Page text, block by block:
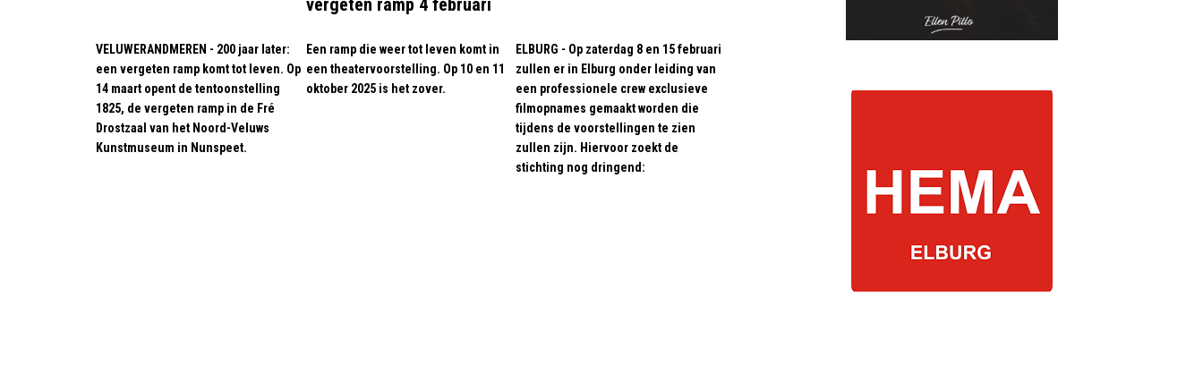
VELUWERANDMEREN - 200 jaar later:
een vergeten ramp komt tot leven. Op
14 maart opent de tentoonstelling
1825, de vergeten ramp in de Fré
Drostzaal van het Noord-Veluws
Kunstmuseum in Nunspeet.
vergeten ramp 4 februari
Een ramp die weer tot leven komt in
een theatervoorstelling. Op 10 en 11
oktober 2025 is het zover.
ELBURG - Op zaterdag 8 en 15 februari
zullen er in Elburg onder leiding van
een professionele crew exclusieve
filmopnames gemaakt worden die
tijdens de voorstellingen te zien
zullen zijn. Hiervoor zoekt de
stichting nog dringend: